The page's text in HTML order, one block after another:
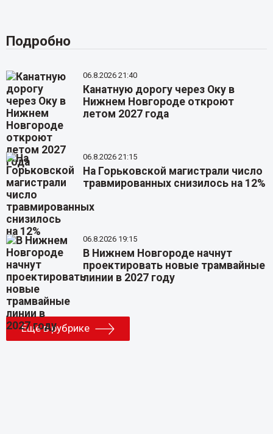
Подробно
06.8.2026 21:40
Канатную дорогу через Оку в
Нижнем Новгороде откроют
летом 2027 года
06.8.2026 21:15
На Горьковской магистрали число
травмированных снизилось на 12%
06.8.2026 19:15
В Нижнем Новгороде начнут
проектировать новые трамвайные
линии в 2027 году
Еще в рубрике